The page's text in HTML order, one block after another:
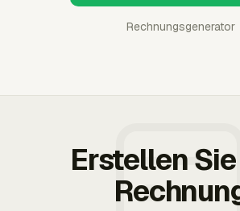
Rechnungsgenerator
Erstellen